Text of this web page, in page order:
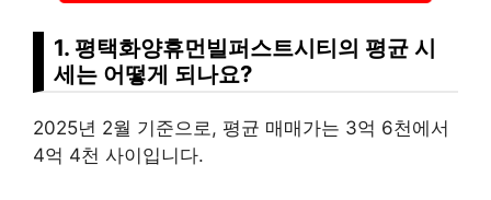
1. 평택화양휴먼빌퍼스트시티의 평균 시
세는 어떻게 되나요?
2025년 2월 기준으로, 평균 매매가는 3억 6천에서
4억 4천 사이입니다.